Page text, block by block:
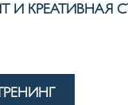
И КРЕАТИВНАЯ